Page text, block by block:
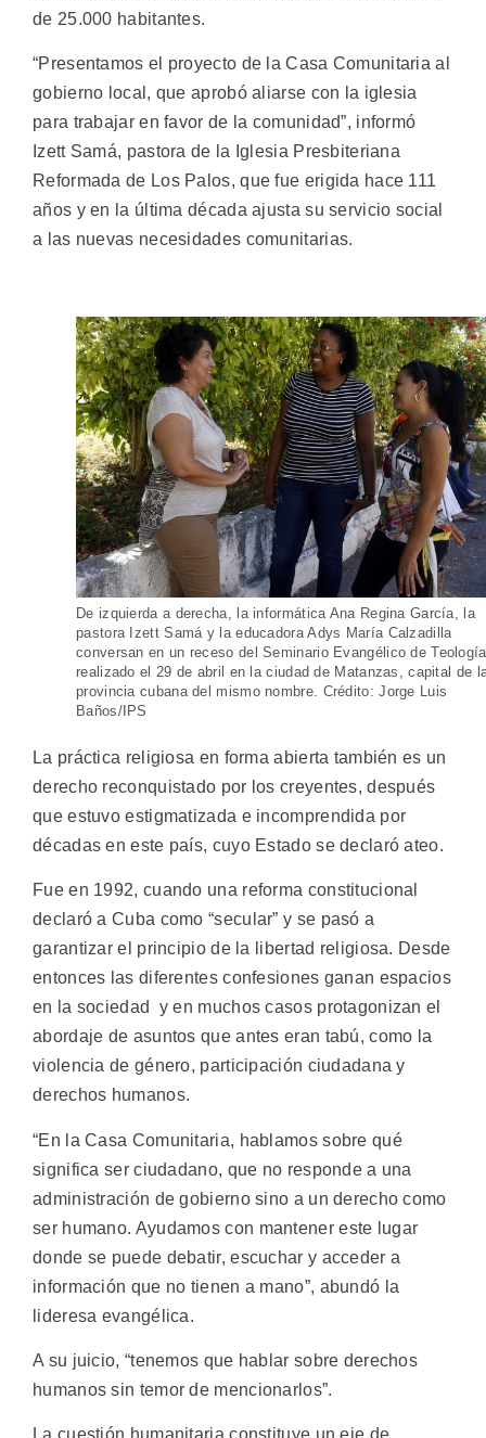
de 25.000 habitantes.
“Presentamos el proyecto de la Casa Comunitaria al
gobierno local, que aprobó aliarse con la iglesia
para trabajar en favor de la comunidad”, informó
Izett Samá, pastora de la Iglesia Presbiteriana
Reformada de Los Palos, que fue erigida hace 111
años y en la última década ajusta su servicio social
a las nuevas necesidades comunitarias.
De izquierda a derecha, la informática Ana Regina García, la
pastora Izett Samá y la educadora Adys María Calzadilla
conversan en un receso del Seminario Evangélico de
realizado el 29 de abril en la ciudad de Matanzas, capital de
provincia cubana del mismo nombre. Crédito: Jorge Luis
Baños/IPS
La práctica religiosa en forma abierta también es un
derecho reconquistado por los creyentes, después
que estuvo estigmatizada e incomprendida por
décadas en este país, cuyo Estado se declaró ateo.
Fue en 1992, cuando una reforma constitucional
declaró a Cuba como “secular” y se pasó a
garantizar el principio de la libertad religiosa. Desde
entonces las diferentes confesiones ganan espacios
en la sociedad y en muchos casos protagonizan el
abordaje de asuntos que antes eran tabú, como la
violencia de género, participación ciudadana y
derechos humanos.
“En la Casa Comunitaria, hablamos sobre qué
significa ser ciudadano, que no responde a una
administración de gobierno sino a un derecho como
ser humano. Ayudamos con mantener este lugar
donde se puede debatir, escuchar y acceder a
información que no tienen a mano”, abundó la
lideresa evangélica.
A su juicio, “tenemos que hablar sobre derechos
humanos sin temor de mencionarlos”.